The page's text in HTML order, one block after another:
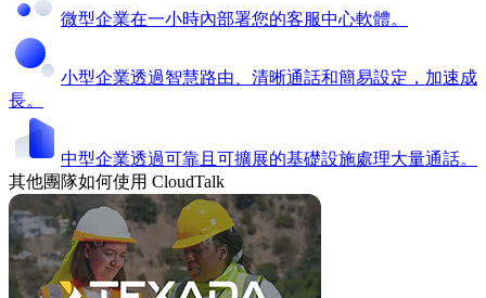
微型企業在一小時內部署您的客服中心軟體。
小型企業透過智慧路由、清晰通話和簡易設定，加速成
長。
中型企業透過可靠且可擴展的基礎設施處理大量通話。
其他團隊如何使用 CloudTalk